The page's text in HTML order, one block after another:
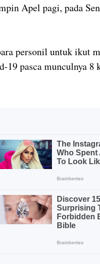
Apel pagi, pada
personil untuk ikut
19 pasca munculnya 8